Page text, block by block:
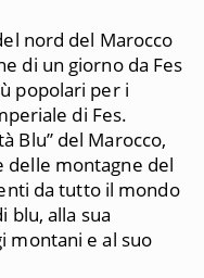
nord del Marocco
di un giorno da Fes
popolari per i
di Fes.
Blu” del Marocco,
delle montagne del
da tutto il mondo
blu, alla sua
montani e al suo